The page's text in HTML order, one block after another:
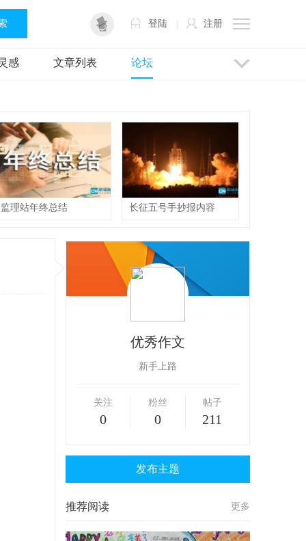
登陆 注册
感 文章列表 论坛
监理站年终总结 长征五号手抄报内容
优秀作文
新手上路
关注
0
粉丝
0
帖子
211
发布主题
推荐阅读 更多